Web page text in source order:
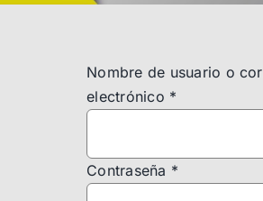
Nombre de usuario o
electrónico *
Contraseña *